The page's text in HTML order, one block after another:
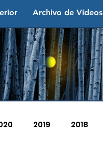
Archivo de Videos
2019 2018